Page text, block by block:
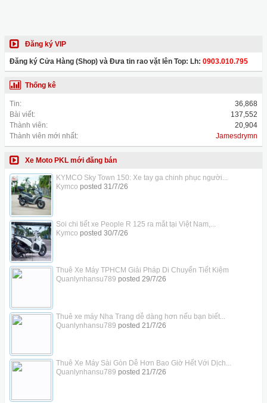
Đăng ký VIP
Đăng ký Cửa Hàng (Shop) và Đưa tin rao vặt lên Top: Lh: 0903.010.795
Thống kê
Tin:
36,868
Bài viết:
137,552
Thành viên:
20,904
Thành viên mới nhất:
Jamesdrymn
Xe Moto PKL mới đăng bán
KYMCO Sky Town 150: Xe tay ga chinh phục người...
Kymco posted 31/7/26
Soi chi tiết xe People R 125 ra mắt tại Việt Nam,...
Kymco posted 30/7/26
Thuê Xe Máy TPHCM Giải Pháp Di Chuyển Tiết Kiệm
Quanlynhansu789 posted 29/7/26
Thuê xe máy Nha Trang dễ dàng hơn nếu bạn biết...
Quanlynhansu789 posted 21/7/26
Thuê Xe Máy Sài Gòn Dễ Hơn Bao Giờ Hết Với Dịch...
Quanlynhansu789 posted 21/7/26